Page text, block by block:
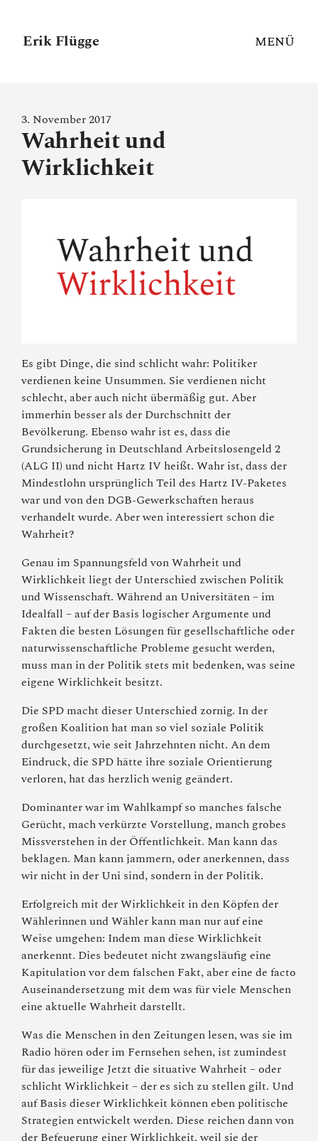
Erik Flügge MENÜ
3. November 2017
Wahrheit und
Wirklichkeit
Es gibt Dinge, die sind schlicht wahr: Politiker
verdienen keine Unsummen. Sie verdienen nicht
schlecht, aber auch nicht übermäßig gut. Aber
immerhin besser als der Durchschnitt der
Bevölkerung. Ebenso wahr ist es, dass die
Grundsicherung in Deutschland Arbeitslosengeld 2
(ALG II) und nicht Hartz IV heißt. Wahr ist, dass der
Mindestlohn ursprünglich Teil des Hartz IV-Paketes
war und von den DGB-Gewerkschaften heraus
verhandelt wurde. Aber wen interessiert schon die
Wahrheit?
Genau im Spannungsfeld von Wahrheit und
Wirklichkeit liegt der Unterschied zwischen Politik
und Wissenschaft. Während an Universitäten – im
Idealfall – auf der Basis logischer Argumente und
Fakten die besten Lösungen für gesellschaftliche oder
naturwissenschaftliche Probleme gesucht werden,
muss man in der Politik stets mit bedenken, was seine
eigene Wirklichkeit besitzt.
Die SPD macht dieser Unterschied zornig. In der
großen Koalition hat man so viel soziale Politik
durchgesetzt, wie seit Jahrzehnten nicht. An dem
Eindruck, die SPD hätte ihre soziale Orientierung
verloren, hat das herzlich wenig geändert.
Dominanter war im Wahlkampf so manches falsche
Gerücht, mach verkürzte Vorstellung, manch grobes
Missverstehen in der Öffentlichkeit. Man kann das
beklagen. Man kann jammern, oder anerkennen, dass
wir nicht in der Uni sind, sondern in der Politik.
Erfolgreich mit der Wirklichkeit in den Köpfen der
Wählerinnen und Wähler kann man nur auf eine
Weise umgehen: Indem man diese Wirklichkeit
anerkennt. Dies bedeutet nicht zwangsläufig eine
Kapitulation vor dem falschen Fakt, aber eine de facto
Auseinandersetzung mit dem was für viele Menschen
eine aktuelle Wahrheit darstellt.
Was die Menschen in den Zeitungen lesen, was sie im
Radio hören oder im Fernsehen sehen, ist zumindest
für das jeweilige Jetzt die situative Wahrheit – oder
schlicht Wirklichkeit – der es sich zu stellen gilt. Und
auf Basis dieser Wirklichkeit können eben politische
Strategien entwickelt werden. Diese reichen dann von
der Befeuerung einer Wirklichkeit, weil sie der